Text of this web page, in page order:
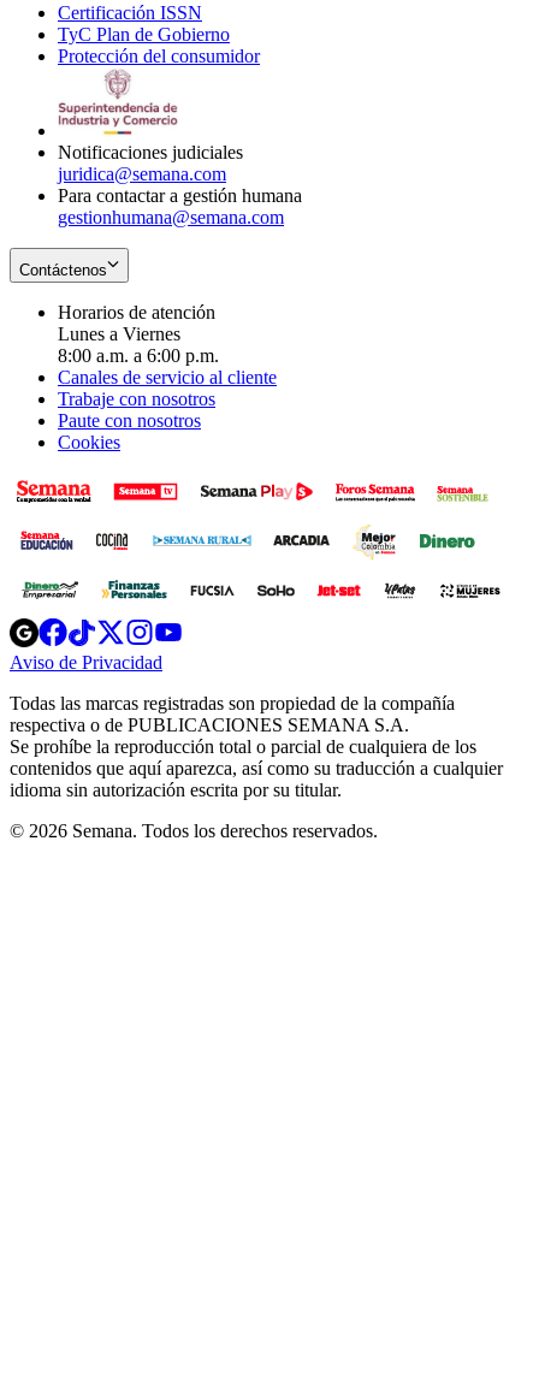
new
window
Certificación ISSN
in
new
TyC Plan de Gobierno
in
Protección del consumidorOpens
Notificaciones judiciales
juridica@semana.com
Para contactar a gestión humana
gestionhumana@semana.com
Contáctenos
Horarios de atención
Lunes a Viernes
8:00 a.m. a 6:00 p.m.
Canales de servicio al cliente
Trabaje con nosotros
Paute con nosotros
Cookies
Opens
in
new
Opens
in
new
Opens
in
new
window
Opens
new
windowwindow
Aviso de Privacidad
new
window
Todas las marcas registradas son propiedad de la compañía
respectiva o de PUBLICACIONES SEMANA S.A.
Se prohíbe la reproducción total o parcial de cualquiera de los
contenidos que aquí aparezca, así como su traducción a cualquier
idioma sin autorización escrita por su titular.
© 2026 Semana. Todos los derechos reservados.